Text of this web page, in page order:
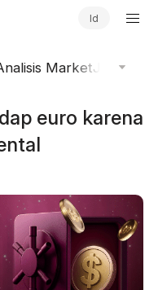
Id
MarketJurnal
euro karena